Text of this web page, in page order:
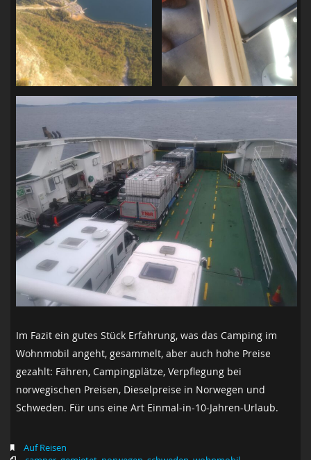
Im Fazit ein gutes Stück Erfahrung, was das Camping im
Wohnmobil angeht, gesammelt, aber auch hohe Preise
gezahlt: Fähren, Campingplätze, Verpflegung bei
norwegischen Preisen, Dieselpreise in Norwegen und
Schweden. Für uns eine Art Einmal-in-10-Jahren-Urlaub.
Auf Reisen